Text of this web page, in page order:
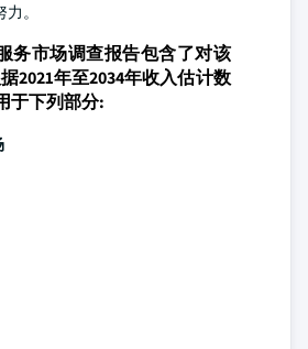
。
务市场调查报告包含了对该
2021年至2034年收入估计数
于下列部分: